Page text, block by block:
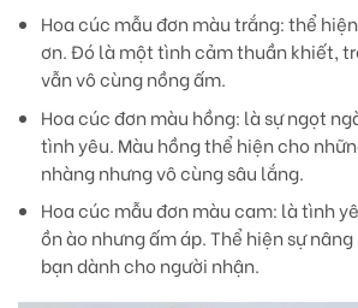
Hoa cúc mẫu đơn màu trắng:thể
ơn. Đó là một tình cảm thuần khiết,
vẫn vô cùng nồng ấm.
Hoa cúc đơn màu hồng: là sự ngọt
tình yêu. Màu hồng thể hiện cho
nhàng nhưng vô cùng sâu lắng.
Hoa cúc mẫu đơn màu cam: là tình
ồn ào nhưng ấm áp. Thể hiện sự
bạn dành cho người nhận.